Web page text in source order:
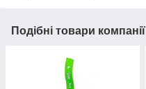
Подібні товари компанії